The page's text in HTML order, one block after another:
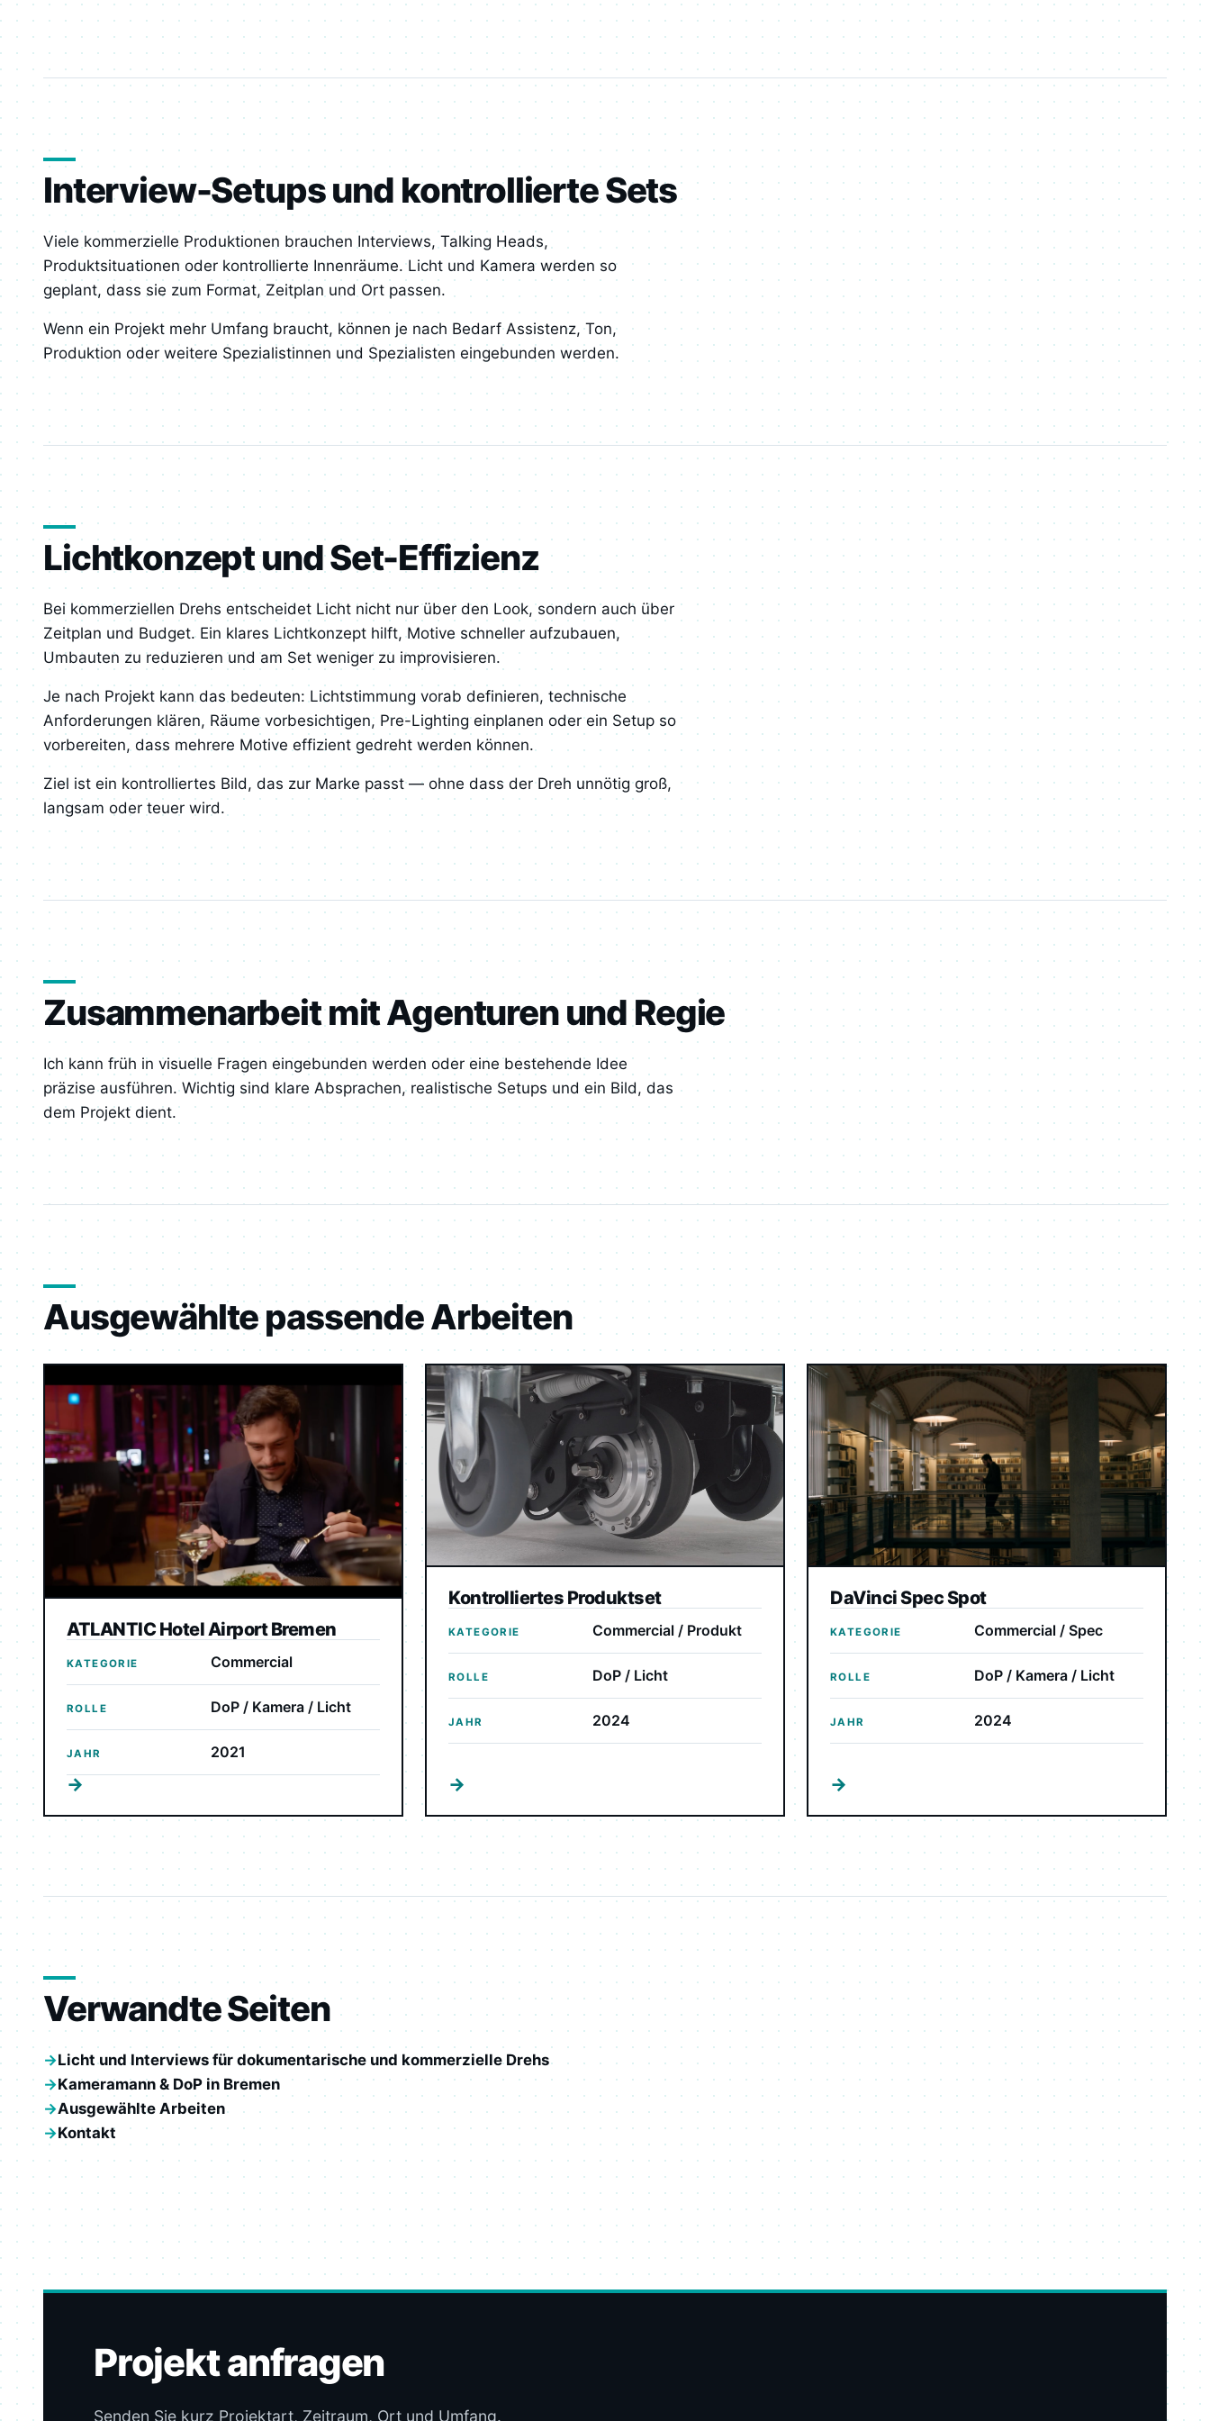
Interview-Setups und kontrollierte Sets
Viele kommerzielle Produktionen brauchen Interviews, Talking Heads,
Produktsituationen oder kontrollierte Innenräume. Licht und Kamera werden so
geplant, dass sie zum Format, Zeitplan und Ort passen.
Wenn ein Projekt mehr Umfang braucht, können je nach Bedarf Assistenz, Ton,
Produktion oder weitere Spezialistinnen und Spezialisten eingebunden werden.
Lichtkonzept und Set-Effizienz
Bei kommerziellen Drehs entscheidet Licht nicht nur über den Look, sondern auch über
Zeitplan und Budget. Ein klares Lichtkonzept hilft, Motive schneller aufzubauen,
Umbauten zu reduzieren und am Set weniger zu improvisieren.
Je nach Projekt kann das bedeuten: Lichtstimmung vorab definieren, technische
Anforderungen klären, Räume vorbesichtigen, Pre-Lighting einplanen oder ein Setup so
vorbereiten, dass mehrere Motive effizient gedreht werden können.
Ziel ist ein kontrolliertes Bild, das zur Marke passt — ohne dass der Dreh unnötig groß,
langsam oder teuer wird.
Zusammenarbeit mit Agenturen und Regie
Ich kann früh in visuelle Fragen eingebunden werden oder eine bestehende Idee
präzise ausführen. Wichtig sind klare Absprachen, realistische Setups und ein Bild, das
dem Projekt dient.
Ausgewählte passende Arbeiten
ATLANTIC Hotel Airport Bremen
KATEGORIE Commercial
ROLLE DoP / Kamera / Licht
JAHR 2021
→
Kontrolliertes Produktset
KATEGORIE Commercial / Produkt
ROLLE DoP / Licht
JAHR 2024
→
DaVinci Spec Spot
KATEGORIE Commercial / Spec
ROLLE DoP / Kamera / Licht
JAHR 2024
→
Verwandte Seiten
Licht und Interviews für dokumentarische und kommerzielle Drehs
Kameramann & DoP in Bremen
Ausgewählte Arbeiten
Kontakt
Projekt anfragen
Senden Sie kurz Projektart, Zeitraum, Ort und Umfang.